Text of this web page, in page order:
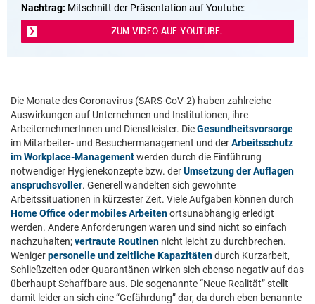
Nachtrag: Mitschnitt der Präsentation auf Youtube:
ZUM VIDEO AUF YOUTUBE.
Die Monate des Coronavirus (SARS-CoV-2) haben zahlreiche
Auswirkungen auf Unternehmen und Institutionen, ihre
ArbeiternehmerInnen und Dienstleister. DieGesundheitsvorsorge
im Mitarbeiter- und Besuchermanagement und derArbeitsschutz
im Workplace-Managementwerden durch die Einführung
notwendiger Hygienekonzepte bzw. derUmsetzung der Auflagen
anspruchsvoller. Generell wandelten sich gewohnte
Arbeitssituationen in kürzester Zeit. Viele Aufgaben können durch
Home Office oder mobiles Arbeitenortsunabhängig erledigt
werden. Andere Anforderungen waren und sind nicht so einfach
nachzuhalten;vertraute Routinen nicht leicht zu durchbrechen.
Wenigerpersonelle und zeitliche Kapazitätendurch Kurzarbeit,
Schließzeiten oder Quarantänen wirken sich ebenso negativ auf das
überhaupt Schaffbare aus. Die sogenannte “Neue Realität” stellt
damit leider an sich eine “Gefährdung” dar, da durch eben benannte